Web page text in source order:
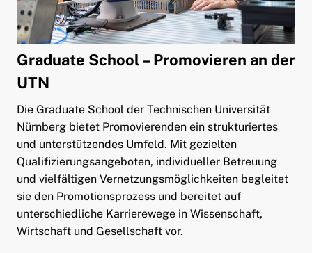
Graduate School – Promovieren an der
UTN
Die Graduate School der Technischen Universität
Nürnberg bietet Promovierenden ein strukturiertes
und unterstützendes Umfeld. Mit gezielten
Qualifizierungsangeboten, individueller Betreuung
und vielfältigen Vernetzungsmöglichkeiten begleitet
sie den Promotionsprozess und bereitet auf
unterschiedliche Karrierewege in Wissenschaft,
Wirtschaft und Gesellschaft vor.